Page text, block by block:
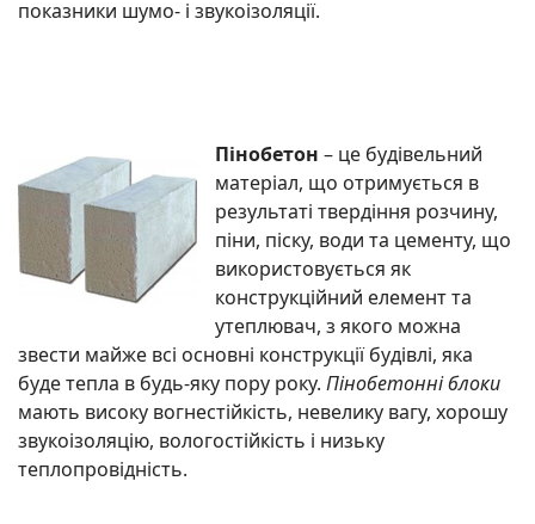
показники шумо- і звукоізоляції.
Пінобетон – це будівельний
матеріал, що отримується в
результаті твердіння розчину,
піни, піску, води та цементу, що
використовується як
конструкційний елемент та
утеплювач, з якого можна
звести майже всі основні конструкції будівлі, яка
буде тепла в будь-яку пору року. Пінобетонні блоки
мають високу вогнестійкість, невелику вагу, хорошу
звукоізоляцію, вологостійкість і низьку
теплопровідність.